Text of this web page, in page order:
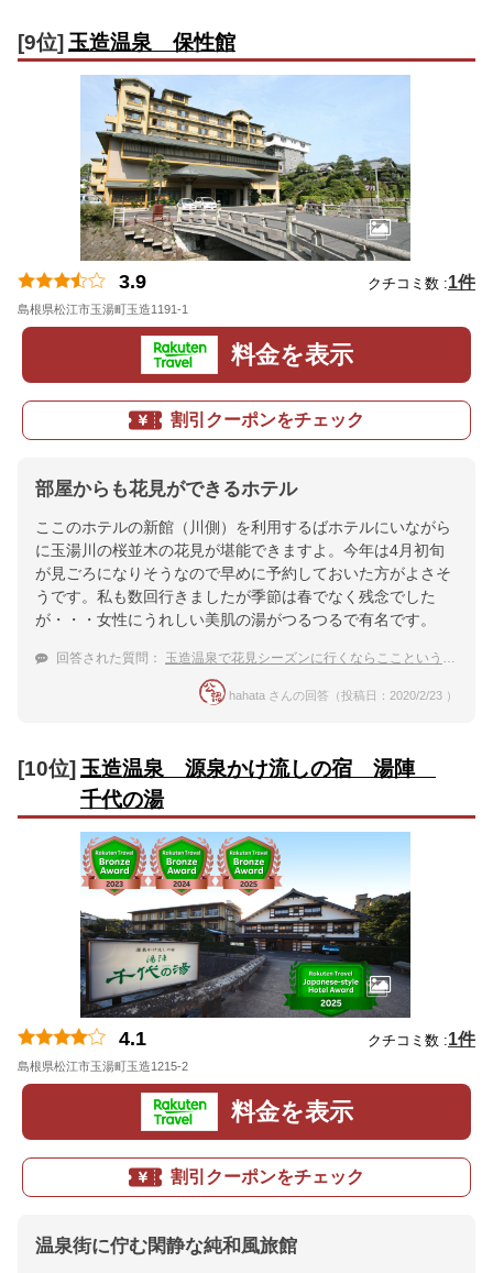
[9位] 玉造温泉 保性館
3.9 クチコミ数 :1件
島根県松江市玉湯町玉造1191-1
料金を表示
割引クーポンをチェック
部屋からも花見ができるホテル
ここのホテルの新館（川側）を利用するばホテルにいながら
に玉湯川の桜並木の花見が堪能できますよ。今年は4月初旬
が見ごろになりそうなので早めに予約しておいた方がよさそ
うです。私も数回行きましたが季節は春でなく残念でした
が・・・女性にうれしい美肌の湯がつるつるで有名です。
回答された質問： 玉造温泉で花見シーズンに行くならここという宿を教えて！
hahata さんの回答（投稿日：2020/2/23 ）
[10位] 玉造温泉 源泉かけ流しの宿 湯陣
千代の湯
4.1 クチコミ数 :1件
島根県松江市玉湯町玉造1215-2
料金を表示
割引クーポンをチェック
温泉街に佇む閑静な純和風旅館